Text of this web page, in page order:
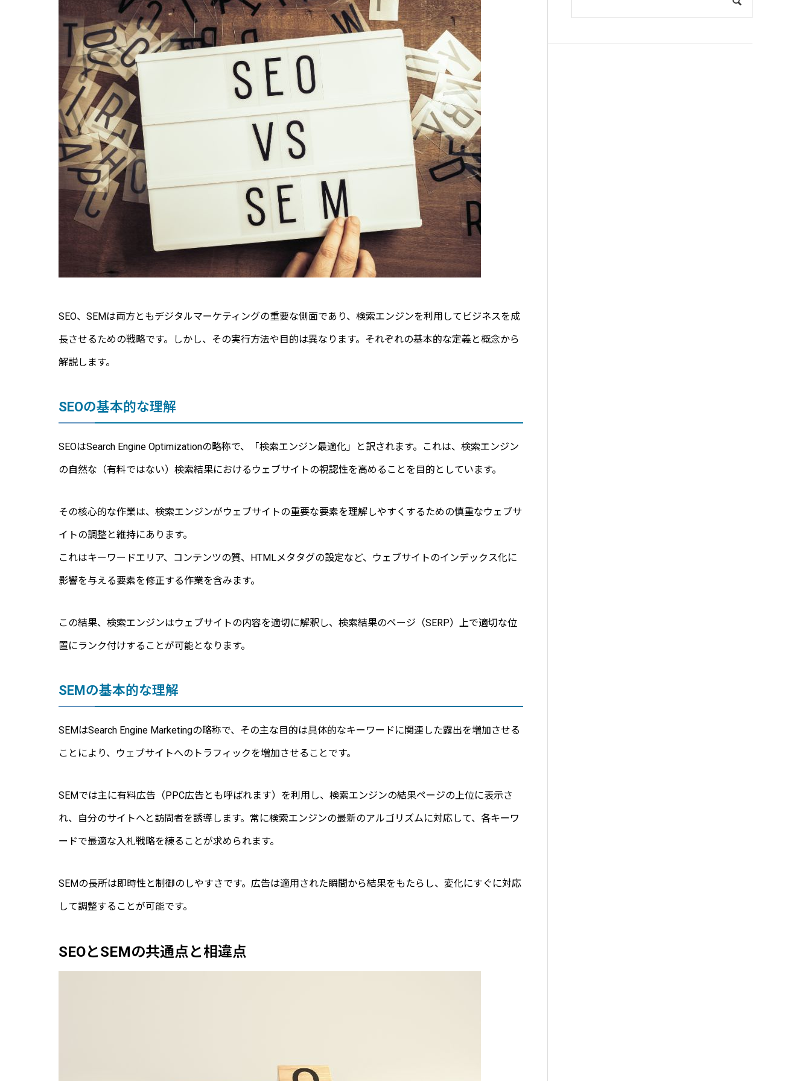
SEO、SEMは両方ともデジタルマーケティングの重要な側面であり、検索エンジンを利用してビジネスを成
長させるための戦略です。しかし、その実行方法や目的は異なります。それぞれの基本的な定義と概念から
解説します。
SEOの基本的な理解
SEOはSearch Engine Optimizationの略称で、「検索エンジン最適化」と訳されます。これは、検索エンジン
の自然な（有料ではない）検索結果におけるウェブサイトの視認性を高めることを目的としています。
その核心的な作業は、検索エンジンがウェブサイトの重要な要素を理解しやすくするための慎重なウェブサ
イトの調整と維持にあります。
これはキーワードエリア、コンテンツの質、HTMLメタタグの設定など、ウェブサイトのインデックス化に
影響を与える要素を修正する作業を含みます。
この結果、検索エンジンはウェブサイトの内容を適切に解釈し、検索結果のページ（SERP）上で適切な位
置にランク付けすることが可能となります。
SEMの基本的な理解
SEMはSearch Engine Marketingの略称で、その主な目的は具体的なキーワードに関連した露出を増加させる
ことにより、ウェブサイトへのトラフィックを増加させることです。
SEMでは主に有料広告（PPC広告とも呼ばれます）を利用し、検索エンジンの結果ページの上位に表示さ
れ、自分のサイトへと訪問者を誘導します。常に検索エンジンの最新のアルゴリズムに対応して、各キーワ
ードで最適な入札戦略を練ることが求められます。
SEMの長所は即時性と制御のしやすさです。広告は適用された瞬間から結果をもたらし、変化にすぐに対応
して調整することが可能です。
SEOとSEMの共通点と相違点